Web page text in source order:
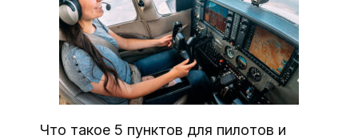
Что такое 5 пунктов для пилотов и